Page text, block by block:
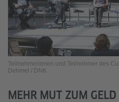
Teilnehmerinnen und Teilnehmer des
Dehmel / DNK
MEHR MUT ZUM GELD